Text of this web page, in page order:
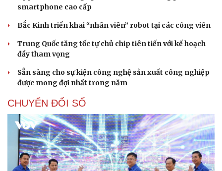
smartphone cao cấp
Bắc Kinh triển khai “nhân viên” robot tại các công viên
Trung Quốc tăng tốc tự chủ chip tiên tiến với kế hoạch
đầy tham vọng
Sẵn sàng cho sự kiện công nghệ sản xuất công nghiệp
được mong đợi nhất trong năm
CHUYỂN ĐỔI SỐ